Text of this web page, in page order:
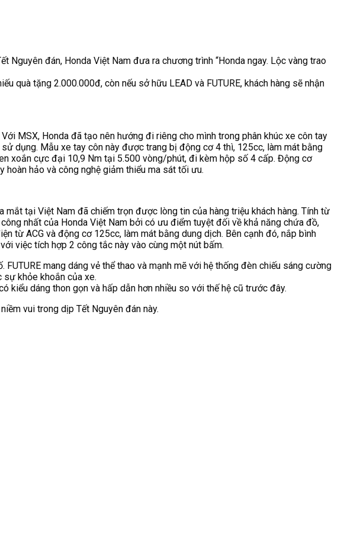
đán, Honda Việt Nam đưa ra chương trình “Honda ngay. Lộc vàng trao
tặng 2.000.000đ, còn nếu sở hữu LEAD và FUTURE, khách hàng sẽ nhận
MSX, Honda đã tạo nên hướng đi riêng cho mình trong phân khúc xe côn tay
dụng. Mẫu xe tay côn này được trang bị động cơ 4 thì, 125cc, làm mát bằng
xoắn cực đại 10,9 Nm tại 5.500 vòng/phút, đi kèm hộp số 4 cấp. Động cơ
hảo và công nghệ giảm thiểu ma sát tối ưu.
tại Việt Nam đã chiếm trọn được lòng tin của hàng triệu khách hàng. Tính từ
nhất của Honda Việt Nam bởi có ưu điểm tuyệt đối về khả năng chứa đồ,
từ ACG và động cơ 125cc, làm mát bằng dung dịch. Bên cạnh đó, nắp bình
việc tích hợp 2 công tắc này vào cùng một nút bấm.
mang dáng vẻ thể thao và mạnh mẽ với hệ thống đèn chiếu sáng cường
sự khỏe khoắn của xe.
kiểu dáng thon gọn và hấp dẫn hơn nhiều so với thế hệ cũ trước đây.
vui trong dịp Tết Nguyên đán này.